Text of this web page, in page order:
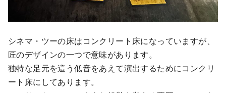
シネマ・ツーの床はコンクリート床になっていますが、
匠のデザインの一つで意味があります。
独特な足元を這う低音をあえて演出するためにコンクリ
ート床にしてあります。